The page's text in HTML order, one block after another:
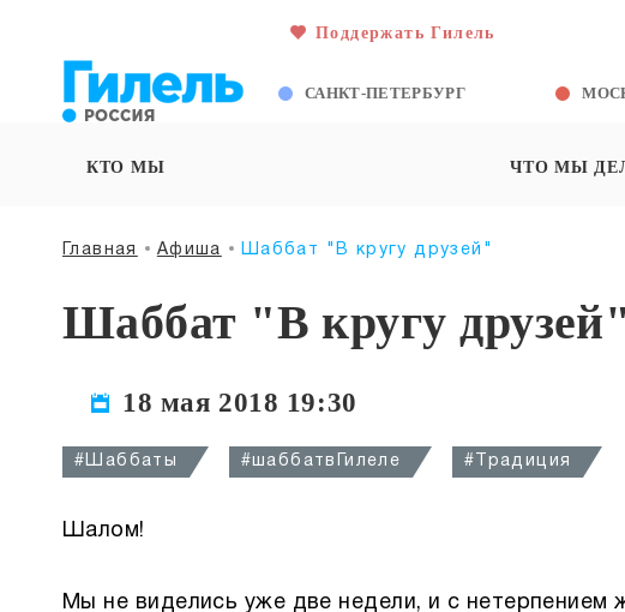
Поддержать Гилель
САНКТ-ПЕТЕРБУРГ
КТО МЫ ЧТО МЫ
Главная Афиша Шаббат "В кругу друзей"
Шаббат "В кругу друзей"
18 мая 2018 19:30
#Шаббаты #шаббатвГилеле #Традиция
Шалом!
Мы не виделись уже две недели, и с нетерпением